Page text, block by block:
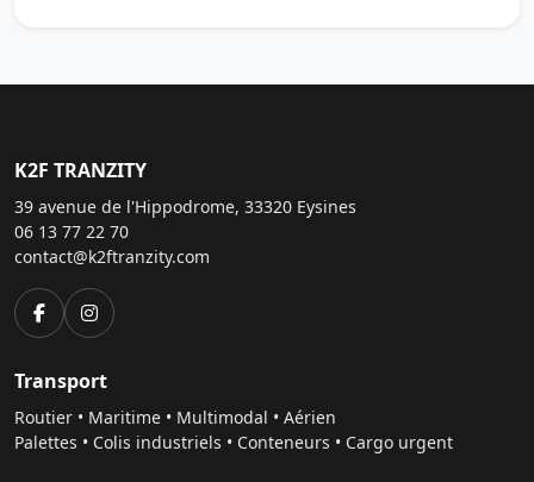
K2F TRANZITY
39 avenue de l'Hippodrome, 33320 Eysines
06 13 77 22 70
contact@k2ftranzity.com
Transport
Routier • Maritime • Multimodal • Aérien
Palettes • Colis industriels • Conteneurs • Cargo urgent